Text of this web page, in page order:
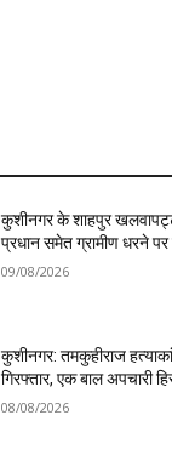
कुशीनगर के शाहपुर
प्रधान समेत ग्रामीण धरने
09/08/2026
कुशीनगर: तमकुहीराज
गिरफ्तार, एक बाल अपचारी
08/08/2026